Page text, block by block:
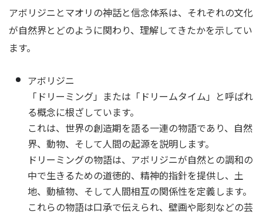
アボリジニとマオリの神話と信念体系は、それぞれの文化
が自然界とどのように関わり、理解してきたかを示してい
ます。
アボリジニ
「ドリーミング」または「ドリームタイム」と呼ばれ
る概念に根ざしています。
これは、世界の創造期を語る一連の物語であり、自然
界、動物、そして人間の起源を説明します。
ドリーミングの物語は、アボリジニが自然との調和の
中で生きるための道徳的、精神的指針を提供し、土
地、動植物、そして人間相互の関係性を定義します。
これらの物語は口承で伝えられ、壁画や彫刻などの芸